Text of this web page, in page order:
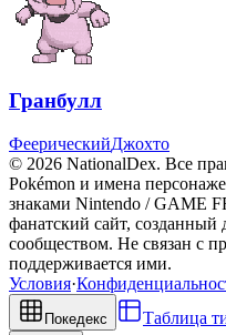
Гранбулл
ФеерическийДжохто
© 2026 NationalDex. Все
Pokémon и имена
знаками Nintendo / GAME
фанатский сайт, созданный
сообществом. Не связан с
поддерживается ими.
Условия·
Покедекс Таблица